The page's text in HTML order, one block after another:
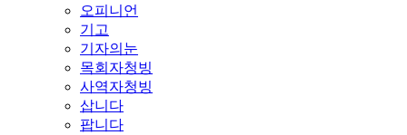
오피니언
기고
기자의눈
목회자청빙
사역자청빙
삽니다
팝니다